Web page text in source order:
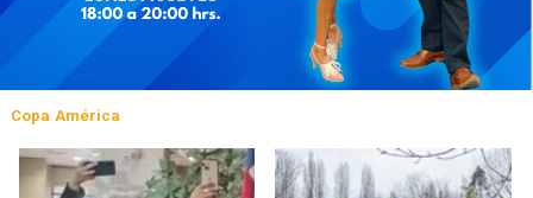
Copa América